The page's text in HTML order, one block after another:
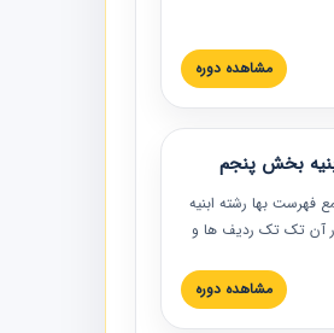
مشاهده دوره
بخش پنجم
فهرست بها رشته ابنیه
آن تک تک ردیف ها و
مرتبط با ردیف های
مهندس
مشاهده دوره